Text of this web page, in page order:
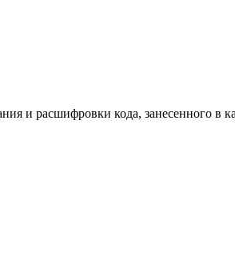
и расшифровки кода, занесенного в